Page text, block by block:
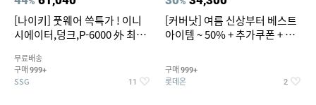
[나이키] 풋웨어 쓱특가 ! 이니
시에이터,덩크,P-6000 外 최대
무료배송
구매 999+
SSG 11
[커버낫] 여름 신상부터 베스트
아이템 ~ 50% + 추가쿠폰 + 카
구매 999+
롯데온 2